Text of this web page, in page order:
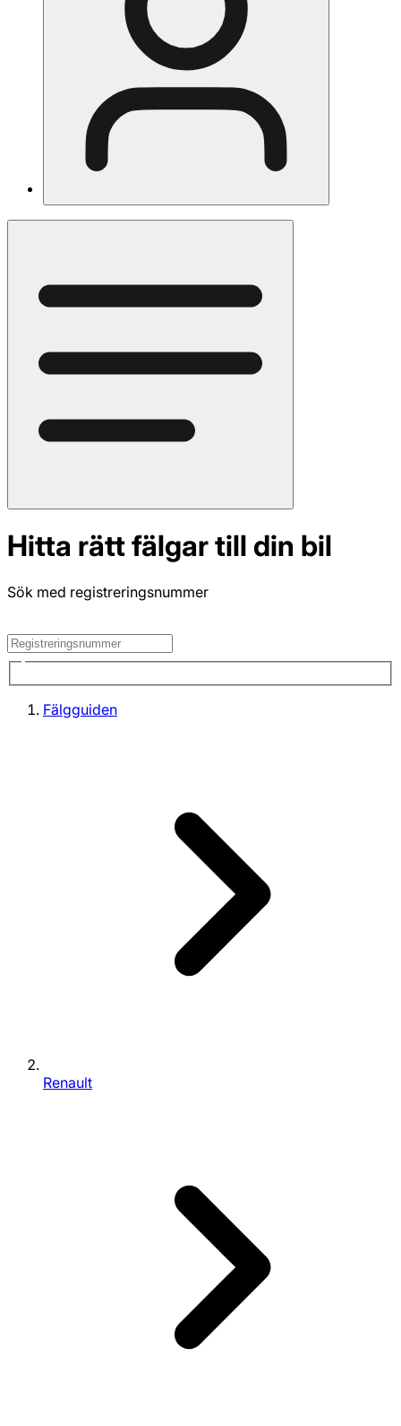
Hitta rätt fälgar till din bil
Sök med registreringsnummer
Fälgguiden
Renault